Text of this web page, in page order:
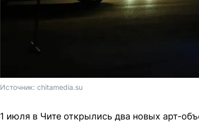
Источник: chitamedia.su
1 июля в Чите открылись два новых арт-